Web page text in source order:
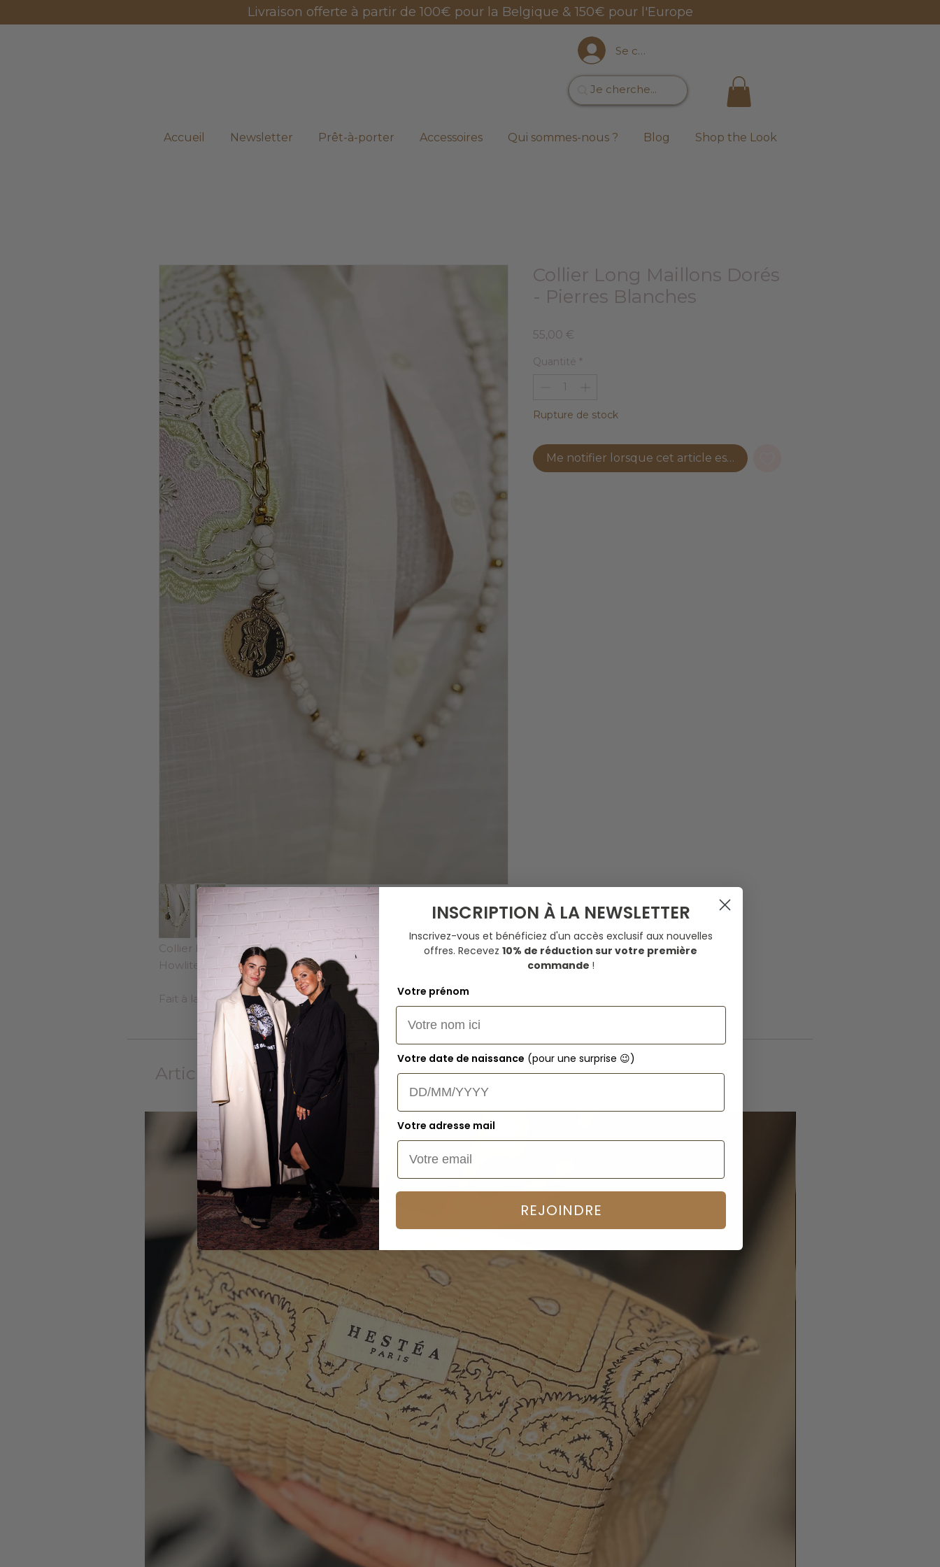
Livraison offerte à partir de 100€ pour la Belgique & 150€ pour l'Europe
Se connecter
Accueil Newsletter Prêt-à-porter Accessoires Qui sommes-nous ? Blog Shop the Look
Collier long 95 cm - Maillons Acier Inoxydable Doré et Pierres de
Howlite 10MM
Fait à la main à Spa dans nos ateliers with love
Collier Long Maillons Dorés
- Pierres Blanches
55,00 €
Quantité *
Rupture de stock
Me notifier lorsque cet article est disponible
Articles similaires
INSCRIPTION À LA NEWSLETTER
Inscrivez-vous et bénéficiez d'un accès exclusif aux nouvelles
offres. Recevez 10% de réduction sur votre première
commande !
Votre prénom
Votre date de naissance (pour une surprise 😉)
Votre adresse mail
REJOINDRE